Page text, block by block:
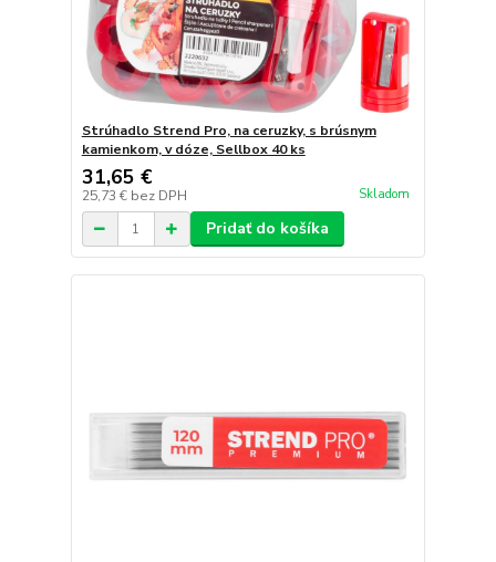
Strúhadlo Strend Pro, na ceruzky, s brúsnym
kamienkom, v dóze, Sellbox 40 ks
31,65 €
25,73 € bez DPH Skladom
Pridať do košíka